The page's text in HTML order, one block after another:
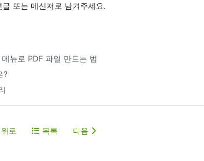
글 또는 메신저로 남겨주세요.
뉴로 PDF 파일 만드는 법
?
위로 목록 다음